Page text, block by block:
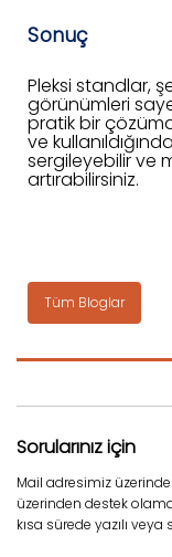
Sonuç
Pleksi standlar,
görünümleri
pratik bir
ve
sergileyebilir ve
artırabilirsiniz.
Tüm Bloglar
Sorularınız için
Mail adresimiz
üzerinden destek
kısa sürede yazılı